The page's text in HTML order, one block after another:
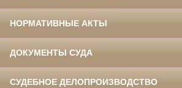
НОРМАТИВНЫЕ АКТЫ
ДОКУМЕНТЫ СУДА
СУДЕБНОЕ ДЕЛОПРОИЗВОДСТВО